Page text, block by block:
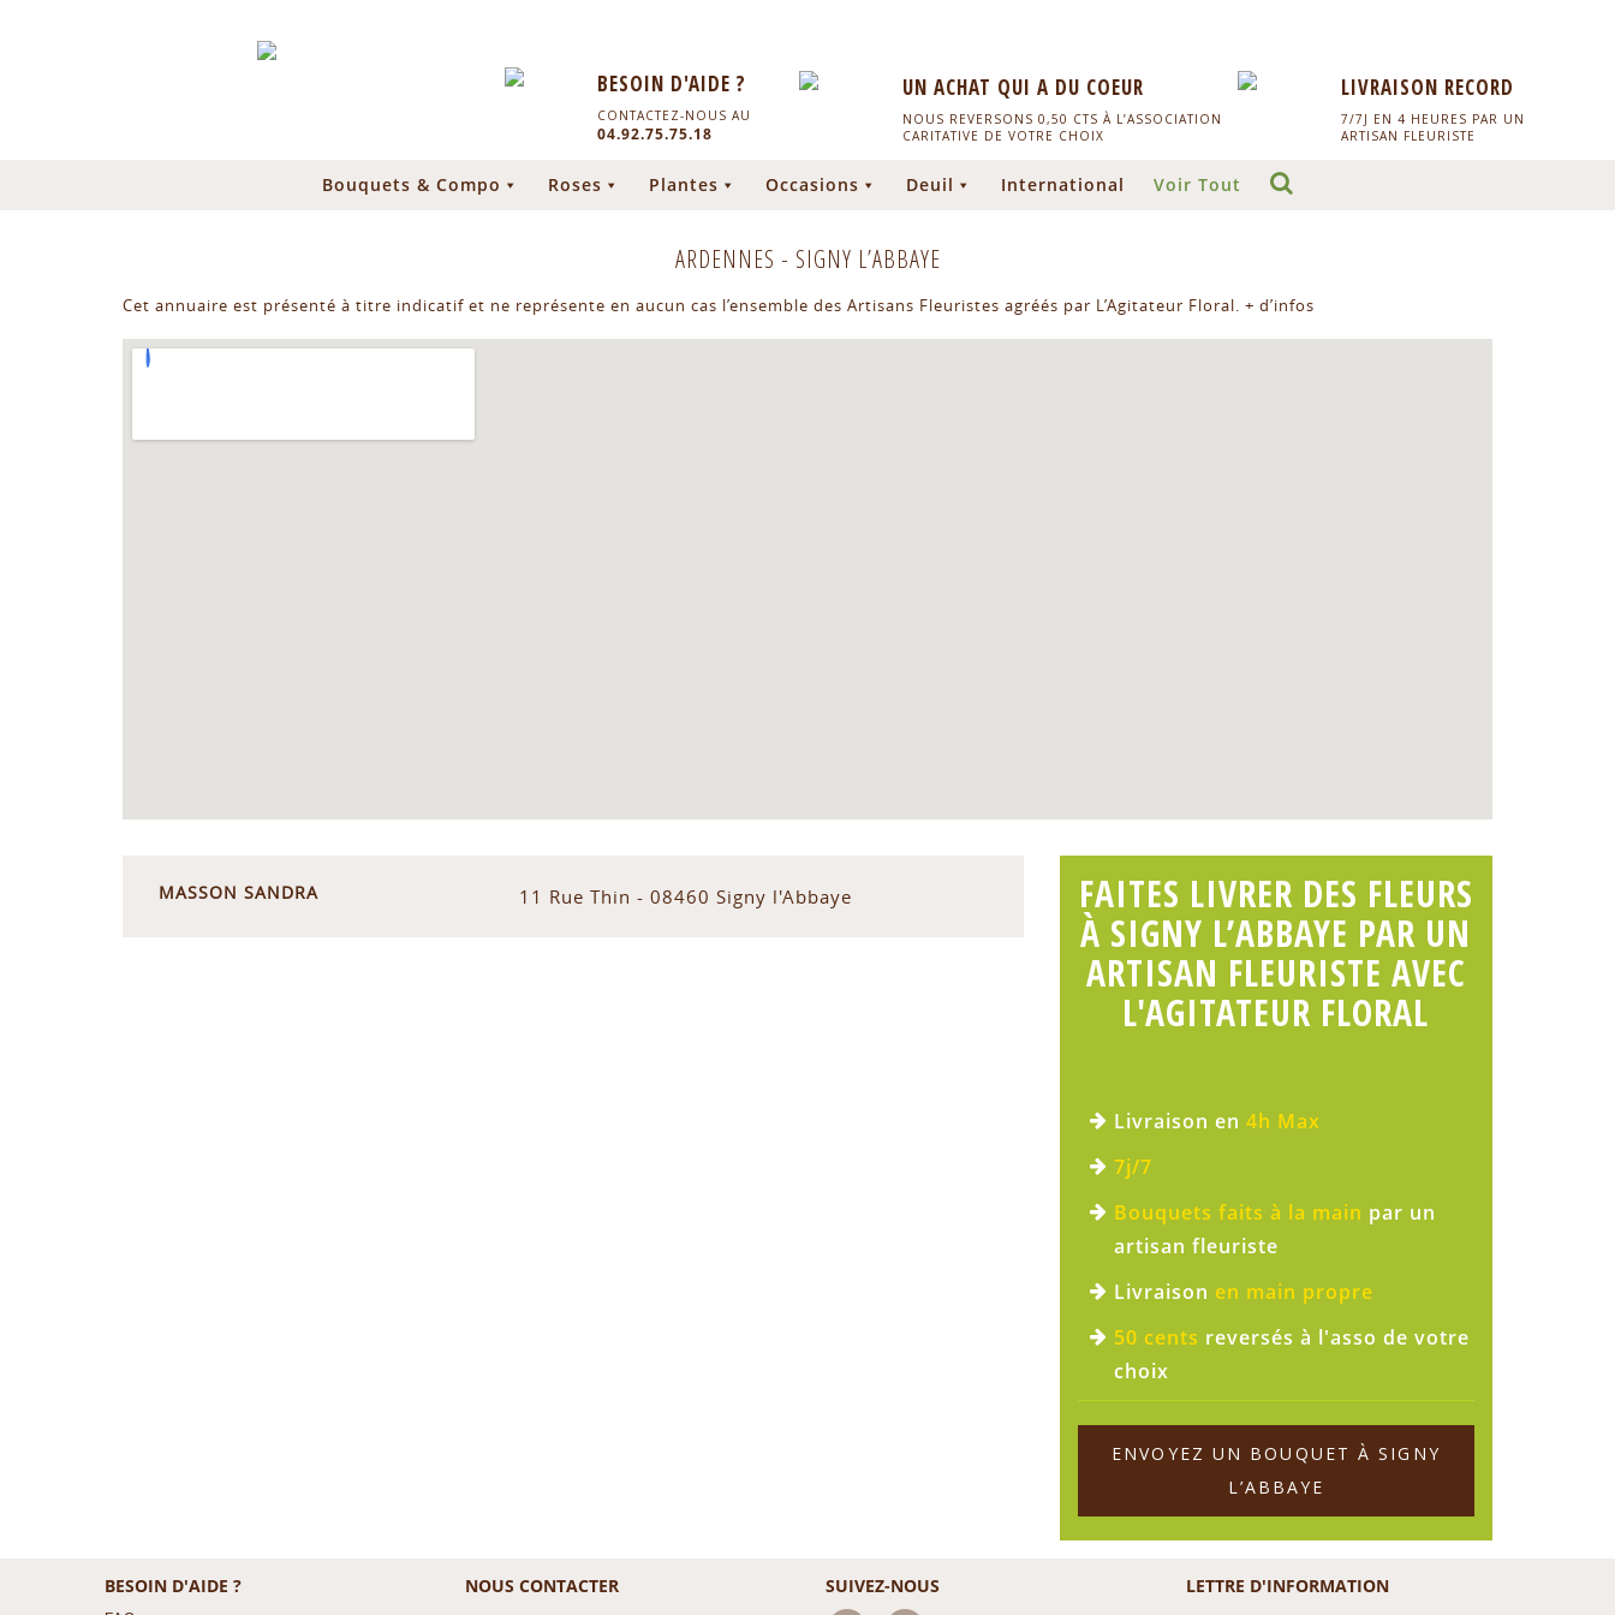
BESOIN D'AIDE ?
CONTACTEZ-NOUS AU
04.92.75.75.18
UN ACHAT QUI A DU COEUR
NOUS REVERSONS 0,50 CTS À L’ASSOCIATION
CARITATIVE DE VOTRE CHOIX
LIVRAISON RECORD
7/7J EN 4 HEURES PAR UN
ARTISAN FLEURISTE
Bouquets & Compo Roses Plantes Occasions Deuil International Voir Tout
ARDENNES - SIGNY L’ABBAYE
Cet annuaire est présenté à titre indicatif et ne représente en aucun cas l’ensemble des Artisans Fleuristes agréés par L’Agitateur Floral. + d’infos
MASSON SANDRA 11 Rue Thin - 08460 Signy l'Abbaye
FAITES LIVRER DES FLEURS
À SIGNY L’ABBAYE PAR UN
ARTISAN FLEURISTE AVEC
L'AGITATEUR FLORAL
Livraison en 4h Max
7j/7
Bouquets faits à la main par un
artisan fleuriste
Livraison en main propre
50 cents reversés à l'asso de votre
choix
ENVOYEZ UN BOUQUET À SIGNY
L’ABBAYE
BESOIN D'AIDE ? NOUS CONTACTER SUIVEZ-NOUS LETTRE D'INFORMATION